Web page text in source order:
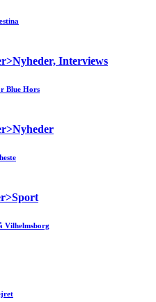
Interviews
Blue Hors
Vilhelmsborg